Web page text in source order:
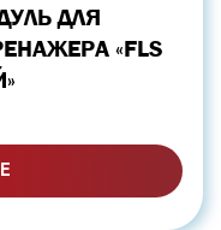
ДЛЯ
«FLS